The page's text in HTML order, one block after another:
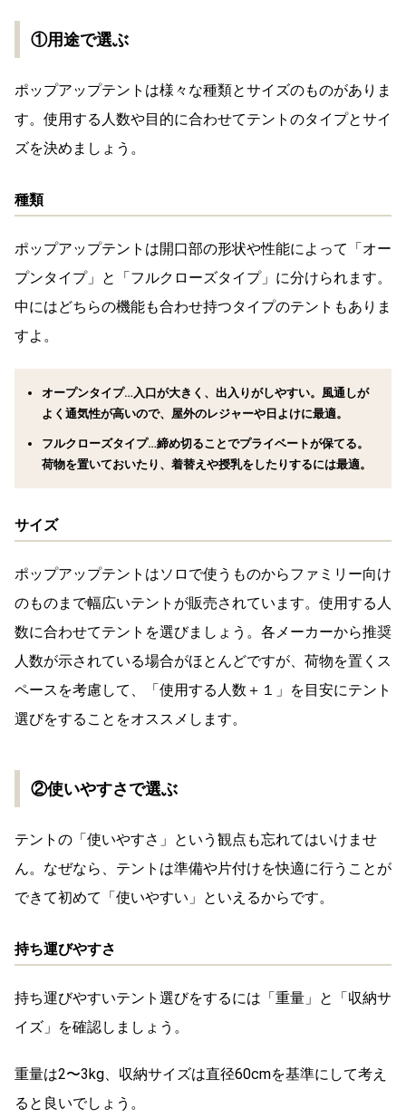
①用途で選ぶ
ポップアップテントは様々な種類とサイズのものがありま
す。使用する人数や目的に合わせてテントのタイプとサイ
ズを決めましょう。
種類
ポップアップテントは開口部の形状や性能によって「オー
プンタイプ」と「フルクローズタイプ」に分けられます。
中にはどちらの機能も合わせ持つタイプのテントもありま
すよ。
オープンタイプ…入口が大きく、出入りがしやすい。風通しが
よく通気性が高いので、屋外のレジャーや日よけに最適。
フルクローズタイプ…締め切ることでプライベートが保てる。
荷物を置いておいたり、着替えや授乳をしたりするには最適。
サイズ
ポップアップテントはソロで使うものからファミリー向け
のものまで幅広いテントが販売されています。使用する人
数に合わせてテントを選びましょう。各メーカーから推奨
人数が示されている場合がほとんどですが、荷物を置くス
ペースを考慮して、「使用する人数＋１」を目安にテント
選びをすることをオススメします。
②使いやすさで選ぶ
テントの「使いやすさ」という観点も忘れてはいけませ
ん。なぜなら、テントは準備や片付けを快適に行うことが
できて初めて「使いやすい」といえるからです。
持ち運びやすさ
持ち運びやすいテント選びをするには「重量」と「収納サ
イズ」を確認しましょう。
重量は2〜3kg、収納サイズは直径60cmを基準にして考え
ると良いでしょう。